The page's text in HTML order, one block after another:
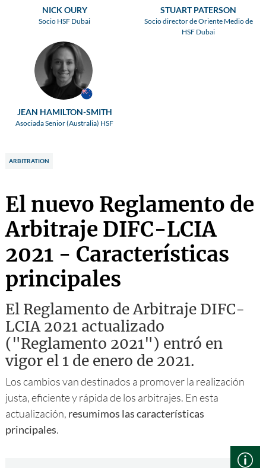
NICK OURY
Socio HSF Dubai
STUART PATERSON
Socio director de Oriente Medio de
HSF Dubai
JEAN HAMILTON-SMITH
Asociada Senior (Australia) HSF
ARBITRATION
El nuevo Reglamento de
Arbitraje DIFC-LCIA
2021 - Características
principales
El Reglamento de Arbitraje DIFC-
LCIA 2021 actualizado
("Reglamento 2021") entró en
vigor el 1 de enero de 2021.
Los cambios van destinados a promover la realización
justa, eficiente y rápida de los arbitrajes. En esta
actualización, resumimos las características
principales.